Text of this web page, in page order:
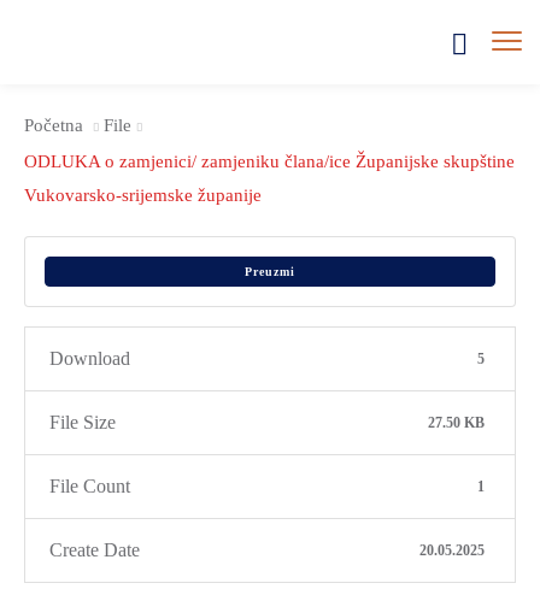
Početna
File
ODLUKA o zamjenici/ zamjeniku člana/ice Županijske skupštine
Vukovarsko-srijemske županije
Preuzmi
Download 5
File Size 27.50 KB
File Count 1
Create Date 20.05.2025